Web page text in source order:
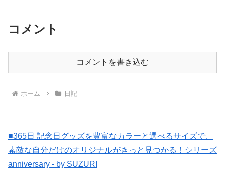
コメント
コメントを書き込む
ホーム 日記
■365日 記念日グッズを豊富なカラーと選べるサイズで、
素敵な自分だけのオリジナルがきっと見つかる！シリーズ
anniversary - by SUZURI